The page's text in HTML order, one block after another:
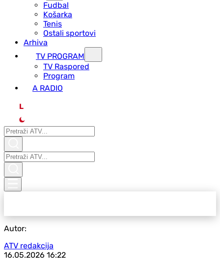
Fudbal
Košarka
Tenis
Ostali sportovi
Arhiva
TV PROGRAM
ТV Raspored
Program
A RADIO
L
Autor:
ATV redakcija
16.05.2026 16:22